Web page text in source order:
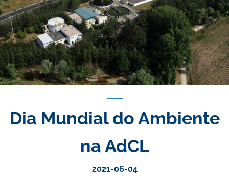
Dia Mundial do Ambiente
na AdCL
2021-06-04